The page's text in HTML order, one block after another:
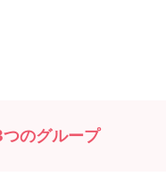
のグループ